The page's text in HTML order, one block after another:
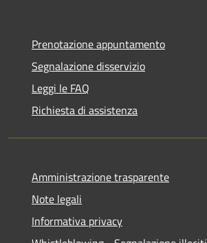
Prenotazione appuntamento
Segnalazione disservizio
Leggi le FAQ
Richiesta di assistenza
Amministrazione trasparente
Note legali
Informativa privacy